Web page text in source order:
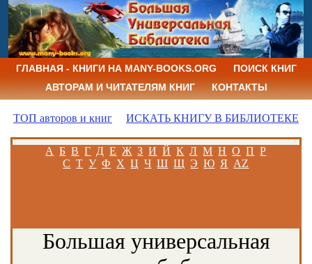
ГЛАВНАЯ - КНИГИ НА MANY-BOOKS.ORG
ПОИСК КНИГ
АВТОРАМ И ЧИТАТЕЛЯМ КНИГ
КОНТАКТЫ
ТОП авторов и книг ИСКАТЬ КНИГУ В БИБЛИОТЕКЕ
А Б В Г Д Е Ж З И Й К Л М Н О П Р
С Т У Ф Х Ц Ч Ш Щ Э Ю Я AZ
Большая универсальная